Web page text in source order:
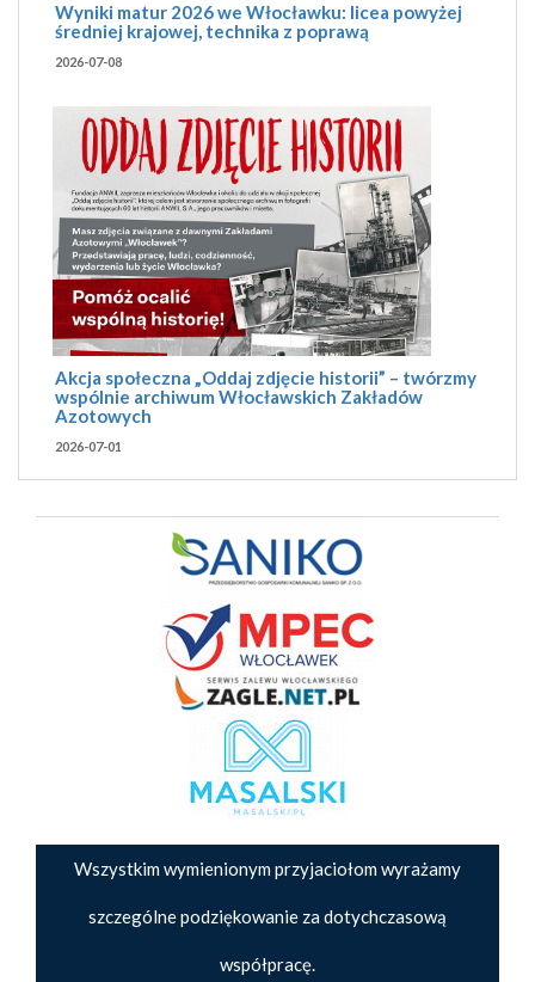
Wyniki matur 2026 we Włocławku: licea powyżej
średniej krajowej, technika z poprawą
2026-07-08
Akcja społeczna „Oddaj zdjęcie historii” – twórzmy
wspólnie archiwum Włocławskich Zakładów
Azotowych
2026-07-01
Wszystkim wymienionym przyjaciołom wyrażamy
szczególne podziękowanie za dotychczasową
współpracę.